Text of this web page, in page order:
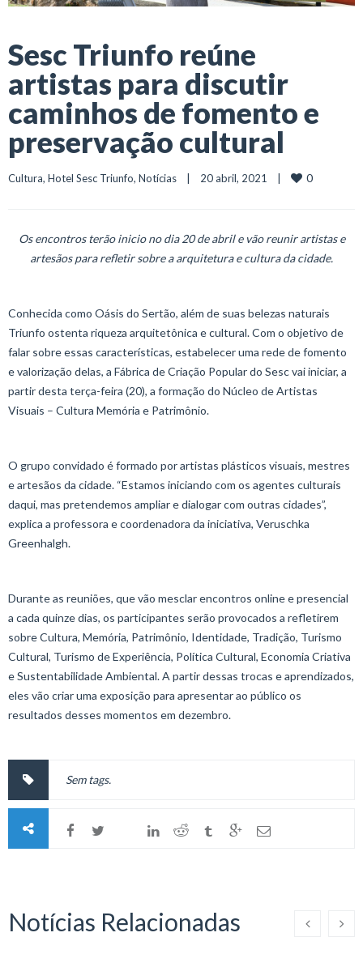
Sesc Triunfo reúne
artistas para discutir
caminhos de fomento e
preservação cultural
Cultura, Hotel Sesc Triunfo, Notícias
    |    20 abril, 2021    |
0
Os encontros terão inicio no dia 20 de abril e vão reunir artistas e
artesãos para refletir sobre a arquitetura e cultura da cidade.
Conhecida como Oásis do Sertão, além de suas belezas naturais
Triunfo ostenta riqueza arquitetônica e cultural. Com o objetivo de
falar sobre essas características, estabelecer uma rede de fomento
e valorização delas, a Fábrica de Criação Popular do Sesc vai iniciar, a
partir desta terça-feira (20), a formação do Núcleo de Artistas
Visuais – Cultura Memória e Patrimônio.
O grupo convidado é formado por artistas plásticos visuais, mestres
e artesãos da cidade. “Estamos iniciando com os agentes culturais
daqui, mas pretendemos ampliar e dialogar com outras cidades”,
explica a professora e coordenadora da iniciativa, Veruschka
Greenhalgh.
Durante as reuniões, que vão mesclar encontros online e presencial
a cada quinze dias, os participantes serão provocados a refletirem
sobre Cultura, Memória, Patrimônio, Identidade, Tradição, Turismo
Cultural, Turismo de Experiência, Política Cultural, Economia Criativa
e Sustentabilidade Ambiental. A partir dessas trocas e aprendizados,
eles vão criar uma exposição para apresentar ao público os
resultados desses momentos em dezembro.
Sem tags.
Notícias Relacionadas